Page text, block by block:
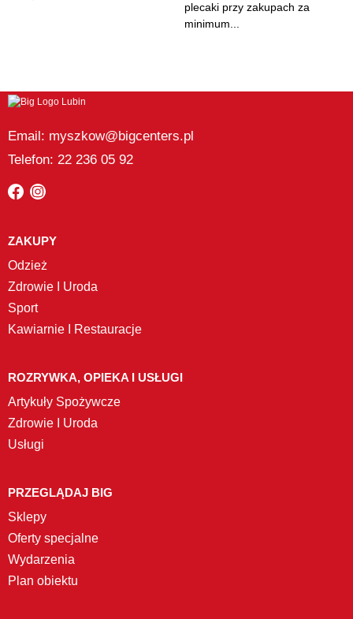
plecaki przy zakupach za
minimum...
Email: myszkow@bigcenters.pl
Telefon: 22 236 05 92
ZAKUPY
Odzież
Zdrowie I Uroda
Sport
Kawiarnie I Restauracje
ROZRYWKA, OPIEKA I USŁUGI
Artykuły Spożywcze
Zdrowie I Uroda
Usługi
PRZEGLĄDAJ BIG
Sklepy
Oferty specjalne
Wydarzenia
Plan obiektu